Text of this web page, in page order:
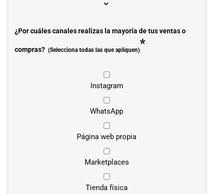
¿Por cuáles canales realizas la mayoría de tus ventas o
compras? (Selecciona todas las que apliquen)*
Instagram
WhatsApp
Página web propia
Marketplaces
Tienda física